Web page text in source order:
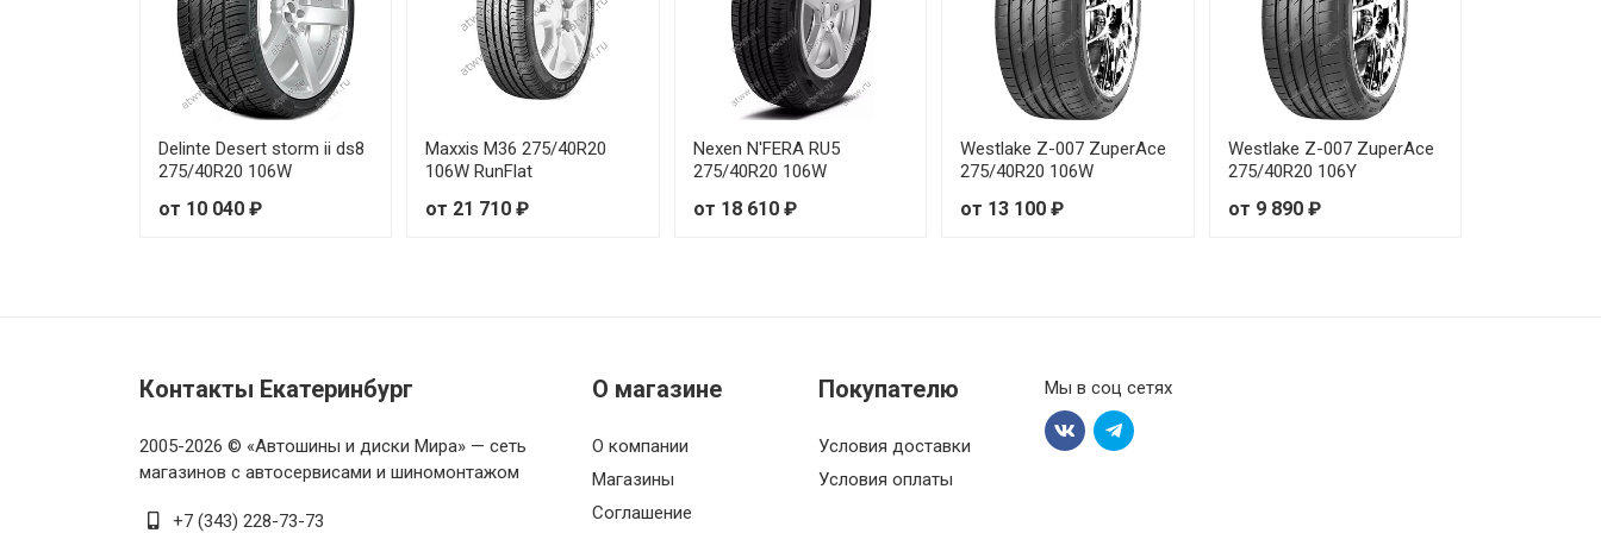
Sonix XSPORT S8 245/40R20 99W от 8 810 ₽
Sonix XSPORT S8 245/40R21 100Y от 9 450 ₽
Sonix XSPORT S8 245/45R17 99W от 7 550 ₽
Sonix XSPORT S8 245/45R18 100Y от 8 100 ₽
Sonix XSPORT S8 255/35R18 94Y от 7 880 ₽
Sonix XSPORT S8 255/35R19 96Y от 8 730 ₽
Delinte Desert storm ii ds8
275/40R20 106W
от 10 040 ₽
Maxxis M36 275/40R20
106W RunFlat
от 21 710 ₽
Nexen N'FERA RU5
275/40R20 106W
от 18 610 ₽
Westlake Z-007 ZuperAce
275/40R20 106W
от 13 100 ₽
Westlake Z-007 ZuperAce
275/40R20 106Y
от 9 890 ₽
Контакты Екатеринбург
2005-2026 © «Автошины и диски Мира» — сеть
магазинов с автосервисами и шиномонтажом
+7 (343) 228-73-73
О магазине
О компании
Магазины
Соглашение
Покупателю
Условия доставки
Условия оплаты
Мы в соц сетях